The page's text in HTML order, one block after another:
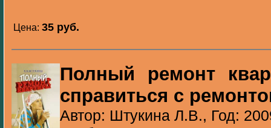
Цена: 35 pуб.
Полный ремонт
справиться с
Автор: Штукина Л.В., Год: